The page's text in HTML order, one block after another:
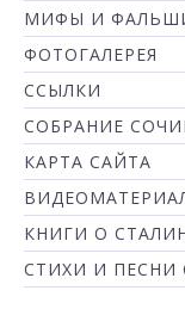
МИФЫ И
ФОТОГАЛЕРЕЯ
ССЫЛКИ
СОБРАНИЕ
КАРТА САЙТА
КНИГИ О
СТИХИ И ПЕСНИ